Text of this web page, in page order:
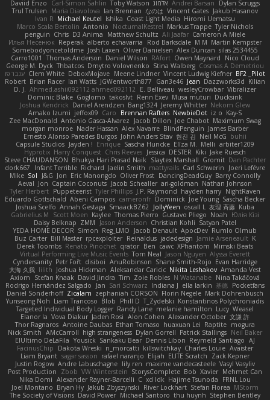
Daviid Enzo
Carl-Simon Sahlin Toby Watson אלמוג Andrei Barsan
Dylan Scruggs
Trul Trulsen
Maria Diavolova Ian Brennan なのは Vincent Gates Jakub Hasanov
Ivan R Michael Keutel Ishika Coast Light Media Hiromi Uematsu
Marco Scala Bertolin Antonio NocturnalKestrel Markus Trappe Tyler Nichols
penguin Chris D3 Anima Matthew Schultz Ali Jaafar Cameron A Miele
Илья Несенюк Reperak alberto echavarria Rod Barksdale M M Martin Kempster
Somebodyoncetoldme Josh Laxen Oliver Danielsen Alex Duncan silas 2534455
Carro1001
Thomas Anderson Daniel Wilson RAfort Owen Maynard
Nico Cloud
George M. Dyck Thbatcos Dmytro Volovnenko Stina Walberg Cosmas A Demetriou
ענבר פז Clem White DeboxMojave Meene Lindner Vincent Ludwig Kiefner BF2 _Pilot
Robert Brian Racer Ian Watts JGWentworth877 Gan3e46 Jean Dazzworks3d Kilian
D. J. Ahmed.ashii092112 ahmed092112 E. Belliveau wesleyCrowbar Vibralizer
Dominic Blake Goglomo takoslvt Renn Exev Musa muturi Ducksink
Joshua Kendrick Daniel Arendzen Bang1324 Jeremy Whitter Nekom Glew
Amako Izumi jeffox09 Caro Brennan Rafters NewbieDot iz o Kay-S
Zee MacDonald Antonio Gasca-Alvarez Jacob Dillon Joe Chabot Maximum Swag
morgan monroe Nader Hassan Alex Navarre BlindPenguin James Barber
Ernesto Alonso Paredes Burgos John Anders Stav 현진 김 Neil McG buhii
Capsule Studios Jayden ! Enrique Sascha Huncke Elīza M. Melli arbiter1209
Hyprotix Harry Conquest Chris Reeves Jessica DESTER Kiki Jake Ruesch
Steve CHAUDANSON Bhukya Hari Prasad Naik Slaytex Marshall Gromit Dan Pachter
dork667
Infant Terrible Richard Jaelin Smith mattyrails Carl Schwerin
Joeri Lefévre
Mike Sol J&G Jon Eric Manongdo Oliver Frost DancingDeadGuy Barry Connolly
Aeval Jon Captain Coconuts Jacob Schealler ari-goldman Nathan Johnson
Tyler Herbert Puppeteerist Tyler Phillips J.P. Raymond hayden harry NightRaven
Eduardo Gottschald Abeni Campos cameronfr Dominick Joe Young Sascha Becker
Joshua Scelfo Annah Gestaga SmaackBZ62 JollyYeen oscall L 友理 斉藤 Kuba
Gabrielius M
Scott Moen Kaylee Thomas Pierro Gustavo Pliego Noah
Юлія Кізі
Daisy Belknap ZMM Jason Anderson Christian Kohli Satyan Patel
YEDA HOME DECOR Simon Reg_LMO Jacob Denault ApocDev Rumlo Olmub
Buz Carter Bill Master rpcexploiter Reinaldus jadedesign Jamie Arseneault K
Derek Toombs Renato Pinochet qrator Ben cawc XPhantom Mimski Beats
Virtual Performing Live Music Events Tom Neal Jason Nguyen Alyssa Everett
Cyndersanity Petr Fořt disiboi AnuRobinson Shane Smith-Rojo Evan Harridge
大海 久我 lilith Joshua Hickman Aleksandar Caricic Nikita Leshakov Amanda Vest
Axiom
Stefan Knaak David Jindra Tim Zoie Robles N Watanabe Nina Takáčová
Rodrigo Hernández Salgado
Jan Sari Schwarz Indiana J ella larkin 基德 Pocketfans
Daniel Sonderhoff Zicalam zephaniah CORSON Florin Negele Mark Dohrenbusch
Yunseong Noh Liam Trancoso Blob Phill D T_Zydelski Konstantinos Polychroniadis
Targeted Individual Body Logger Randy Lane melanie hamilton Lucy Weasel
Elanor la Vova Diakur Jaden Rosi Alon Cohen Alexander October 文謙 許
Thor Ragnaros Antoine Daubas Ethan Tomaso huaxuan Lei Raptite mogura
Nick Smith AMcCarroll high strangeness Dylan Gorrell Patrick Stallings Neil Baker
ElUltimo DeLaFila Yousick Sankaku Bear Dennis Libon Reymeld Santiago AJ
FacinusChip
Dakota Wreski n_morcatti killswitchkay Charles Louie Avaister
Liam Bryant sagar sasson rafael naranjo Elijah ELITE Scratch
Zack Kepner
Justin Rogow Andre Labuschagne lily ren maxime vandecasteele Vasyl Vasyliv
Post Production
Zbob VW Winterstein StorysComplete Bob Xavier Mehmet Can
Nika Domi Alexander Rayner-Barcelli C xd Idk Hajime Tsunoda
FRNL Lou
Joel Montano Bryan Hy Jakub Zbyszynski River Lockhart Stefan Florea MStorm
The Society of Visions David Power Michael Santoro thu huynh Stephen Bentley